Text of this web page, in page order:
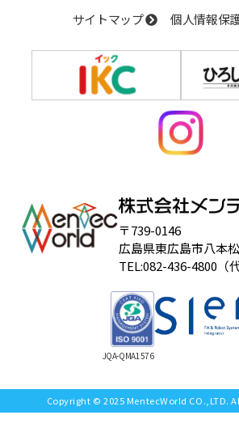
〒739-0146
広島県東広島市八本
TEL:082-436-4800（代
JQA-QMA1576
サイトマップ 個人情報保
Copyright © 2025 MentecWorld CO.,LTD.